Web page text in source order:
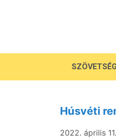
Húsvéti
2022. április 11.